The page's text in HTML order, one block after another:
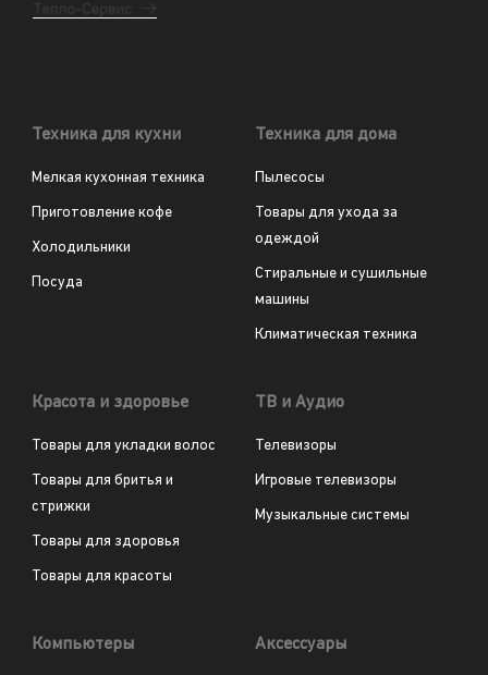
Техника для кухни
Мелкая кухонная техника
Приготовление кофе
Холодильники
Посуда
Техника для дома
Пылесосы
Товары для ухода за
одеждой
Стиральные и сушильные
машины
Климатическая техника
Красота и здоровье
Товары для укладки волос
Товары для бритья и
стрижки
Товары для здоровья
Товары для красоты
ТВ и Аудио
Телевизоры
Игровые телевизоры
Музыкальные системы
Компьютеры Аксессуары